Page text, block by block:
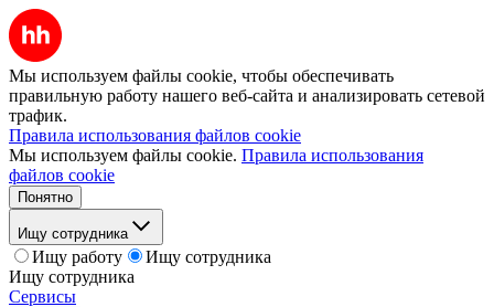
Мы используем файлы cookie, чтобы обеспечивать
правильную работу нашего веб-сайта и анализировать сетевой
трафик.
Правила использования файлов cookie
Мы используем файлы cookie. Правила использования
файлов cookie
Понятно
Ищу сотрудника
Ищу работу
Ищу сотрудника
Ищу сотрудника
Сервисы